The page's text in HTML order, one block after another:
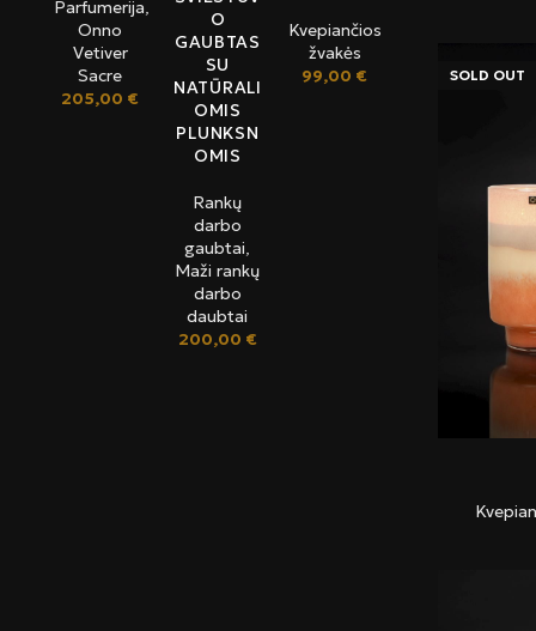
Parfumerija,
Onno
Vetiver
Sacre
205,00 €
O
GAUBTAS
SU
NATŪRALI
OMIS
PLUNKSN
OMIS
Rankų
darbo
gaubtai,
Maži rankų
darbo
daubtai
200,00 €
Kvepiančios
žvakės
99,00 € SOLD OUT